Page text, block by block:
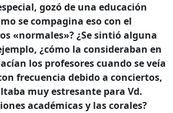
gozó de una educación
se compagina eso con el
«normales»? ¿Se sintió alguna
¿cómo la consideraban en
los profesores cuando se veía
frecuencia debido a conciertos,
muy estresante para Vd.
académicas y las corales?